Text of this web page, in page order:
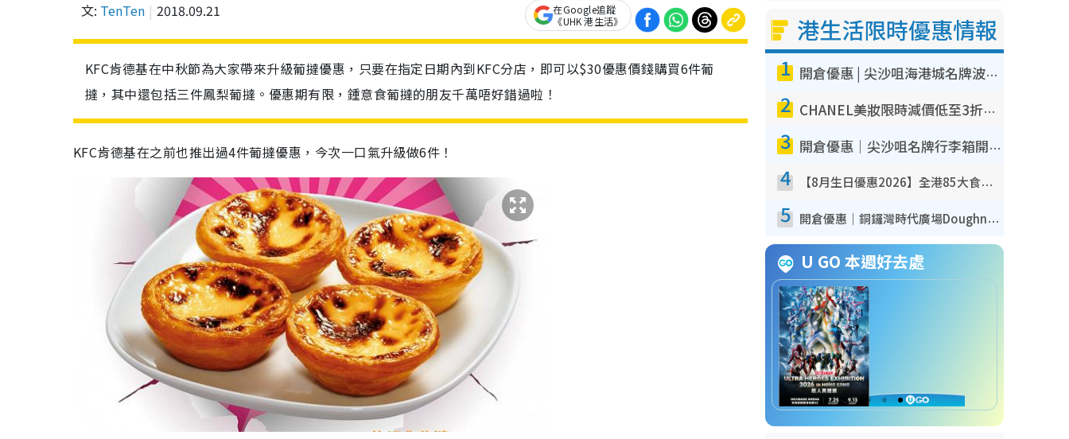
文: TenTen 2018.09.21
在Google追蹤
《UHK 港生活》
KFC肯德基在中秋節為大家帶來升級葡撻優惠，只要在指定日期內到KFC分店，即可以$30優惠價錢購買6件葡
撻，其中還包括三件鳳梨葡撻。優惠期有限，鍾意食葡撻的朋友千萬唔好錯過啦！
KFC肯德基在之前也推出過4件葡撻優惠，今次一口氣升級做6件！
港生活限時優惠情報
1 開倉優惠 | 尖沙咀海港城名牌波鞋開倉低至1折！On鞋$899起／Joy&Peace鞋履$98起
2 CHANEL美妝限時減價低至3折！人氣粉底/唇膏/精華液低至$275！COCO香水都有平
3 開倉優惠｜尖沙咀名牌行李箱開倉低至4折！一連5日 American Tourister/ace./Hallmark $200起！
4 【8月生日優惠2026】全港85大食買玩著數攻略 自助餐/火鍋放題同行免費＋誠品/DONKI送現金券
5 開倉優惠｜銅鑼灣時代廣場Doughnut/Campo Marzio開倉低至1折！背囊、書包、手袋劈價$200起
U GO 本週好去處